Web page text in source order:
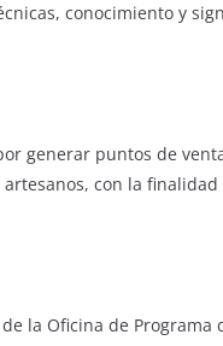
conocimiento y
generar puntos de
con la
la Oficina de